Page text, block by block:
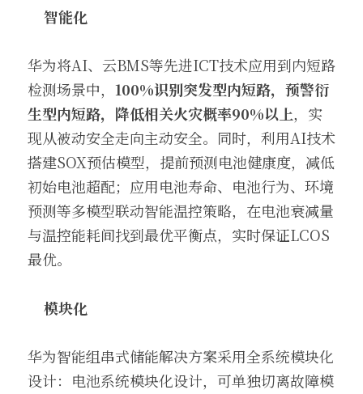
智能化
华为将AI、云BMS等先进ICT技术应用到内短路
检测场景中， 100%识别突发型内短路，预警衍
生型内短路，降低相关火灾概率90%以上，实
现从被动安全走向主动安全。同时，利用AI技术
搭建SOX预估模型，提前预测电池健康度，减低
初始电池超配；应用电池寿命、电池行为、环境
预测等多模型联动智能温控策略，在电池衰减量
与温控能耗间找到最优平衡点，实时保证LCOS
最优。
模块化
华为智能组串式储能解决方案采用全系统模块化
设计：电池系统模块化设计，可单独切离故障模